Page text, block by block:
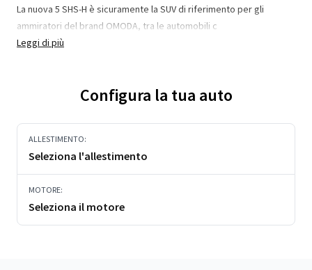
La nuova 5 SHS-H è sicuramente la SUV di riferimento per gli
ammiratori del brand OMODA, tra le automobili c
Leggi di più
Configura la tua auto
ALLESTIMENTO:
Seleziona l'allestimento
MOTORE:
Seleziona il motore